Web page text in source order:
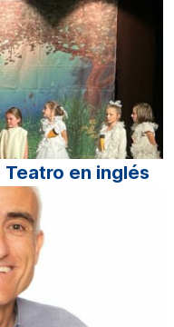
en inglés